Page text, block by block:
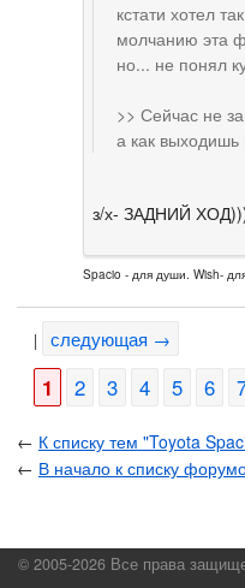
кстати хотел
молчанию эта
но... не понял
>> Сейчас не
а как выходишь
з/х- ЗАДНИЙ
Spacio - для души. Wish-
| следующая →
1 2 3 4 5 6
← К списку тем "Toyota
← В начало к списку
© 2005-2026 Все права